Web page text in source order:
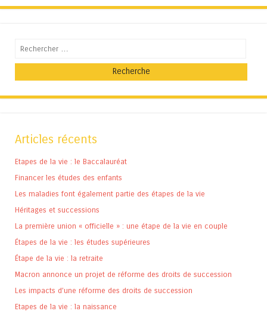
Recherche
Articles récents
Etapes de la vie : le Baccalauréat
Financer les études des enfants
Les maladies font également partie des étapes de la vie
Héritages et successions
La première union « officielle » : une étape de la vie en couple
Étapes de la vie : les études supérieures
Étape de la vie : la retraite
Macron annonce un projet de réforme des droits de succession
Les impacts d’une réforme des droits de succession
Etapes de la vie : la naissance